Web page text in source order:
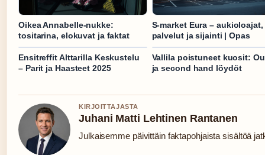
Oikea Annabelle-nukke:
tositarina, elokuvat ja faktat
S-market Eura – aukioloajat,
palvelut ja sijainti | Opas
Ensitreffit Alttarilla Keskustelu
– Parit ja Haasteet 2025
Vallila poistuneet kuosit:
ja second hand löydöt
KIRJOITTAJASTA
Juhani Matti Lehtinen Rantanen
Julkaisemme päivittäin faktapohjaista sisältöä